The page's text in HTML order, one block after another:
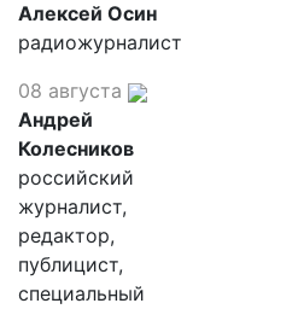
Алексей Осин
радиожурналист
08 августа
Андрей
Колесников
российский
журналист,
редактор,
публицист,
специальный